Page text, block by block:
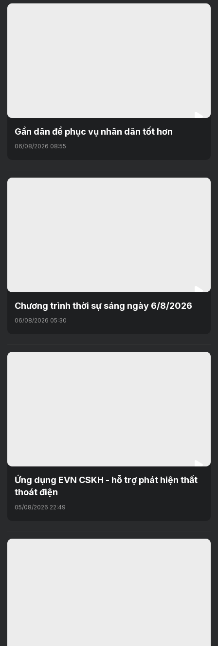
Gần dân để phục vụ nhân dân tốt hơn
06/08/2026 08:55
Chương trình thời sự sáng ngày 6/8/2026
06/08/2026 05:30
Ứng dụng EVN CSKH - hỗ trợ phát hiện thất
thoát điện
05/08/2026 22:49